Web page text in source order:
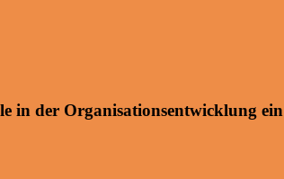
in der Organisationsentwicklung ein